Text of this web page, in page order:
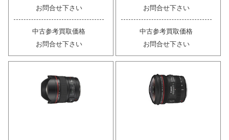
お問合せ下さい
中古参考買取価格
お問合せ下さい
お問合せ下さい
中古参考買取価格
お問合せ下さい